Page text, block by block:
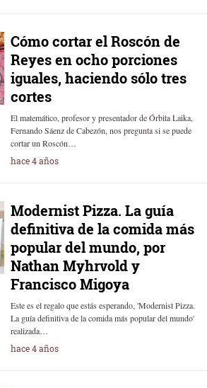
Cómo cortar el Roscón de
Reyes en ocho porciones
iguales, haciendo sólo tres
cortes
El matemático, profesor y presentador de Órbita Laika,
Fernando Sáenz de Cabezón, nos pregunta si se puede
cortar un Roscón…
hace 4 años
Modernist Pizza. La guía
definitiva de la comida más
popular del mundo, por
Nathan Myhrvold y
Francisco Migoya
Este es el regalo que estás esperando, 'Modernist Pizza.
La guía definitiva de la comida más popular del mundo'
realizada…
hace 4 años